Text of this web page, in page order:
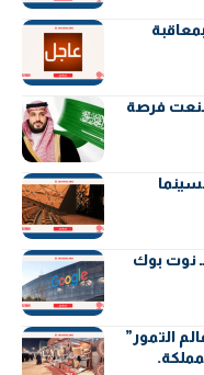
فرصة
نوت بوك
التمور”